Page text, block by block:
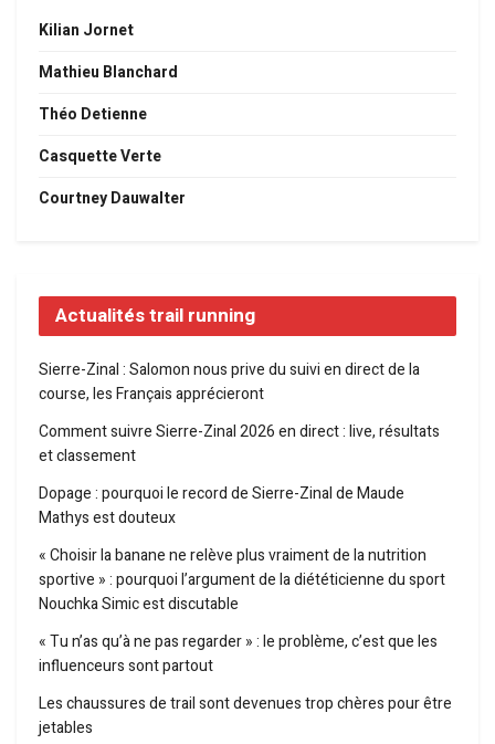
Kilian Jornet
Mathieu Blanchard
Théo Detienne
Casquette Verte
Courtney Dauwalter
Actualités trail running
Sierre-Zinal : Salomon nous prive du suivi en direct de la
course, les Français apprécieront
Comment suivre Sierre-Zinal 2026 en direct : live, résultats
et classement
Dopage : pourquoi le record de Sierre-Zinal de Maude
Mathys est douteux
« Choisir la banane ne relève plus vraiment de la nutrition
sportive » : pourquoi l’argument de la diététicienne du sport
Nouchka Simic est discutable
« Tu n’as qu’à ne pas regarder » : le problème, c’est que les
influenceurs sont partout
Les chaussures de trail sont devenues trop chères pour être
jetables